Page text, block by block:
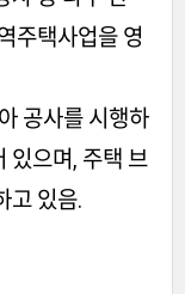
주택사업을 영
공사를 시행하
있으며, 주택 브
고 있음.